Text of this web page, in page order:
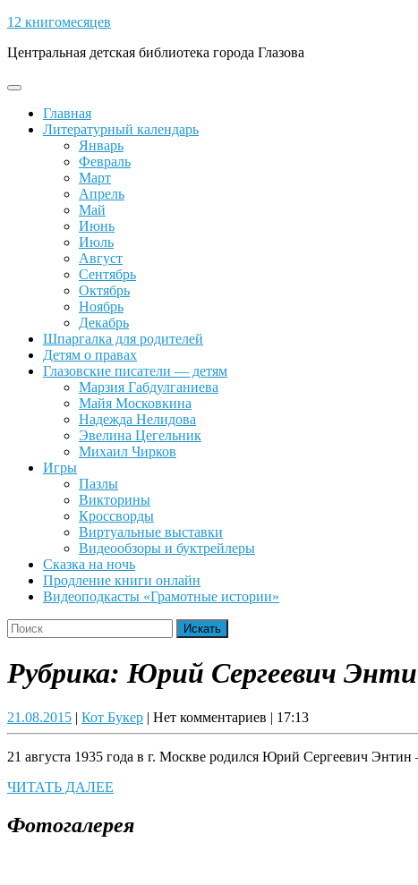
Skip
content
12 книгомесяцев
Центральная детская библиотека города Глазова
Open
ButtonГлавная
Литературный календарь
Январь
Февраль
Март
Апрель
Май
Июнь
Июль
Август
Сентябрь
Октябрь
Ноябрь
Декабрь
Шпаргалка для родителей
Детям о правах
Глазовские писатели — детям
Марзия Габдулганиева
Майя Московкина
Надежда Нелидова
Эвелина Цегельник
Михаил Чирков
Игры
Пазлы
Викторины
Кроссворды
Виртуальные выставки
Видеообзоры и буктрейлеры
Сказка на ночь
Продление книги онлайн
Видеоподкасты «Грамотные истории»
Close
Button
Search
for:
Рубрика:Юрий Сергеевич
21.08.201521.08.2015
| Кот БукерКот
Букер
| Нет комментариев | 17:13
21 августа 1935 года в г. Москве родился Юрий Сергеевич
ЧИТАТЬ ДАЛЕЕ
Фотогалерея